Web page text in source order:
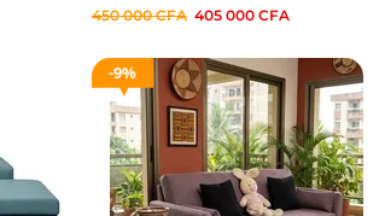
450 000CFA 405 000 CFA
9%